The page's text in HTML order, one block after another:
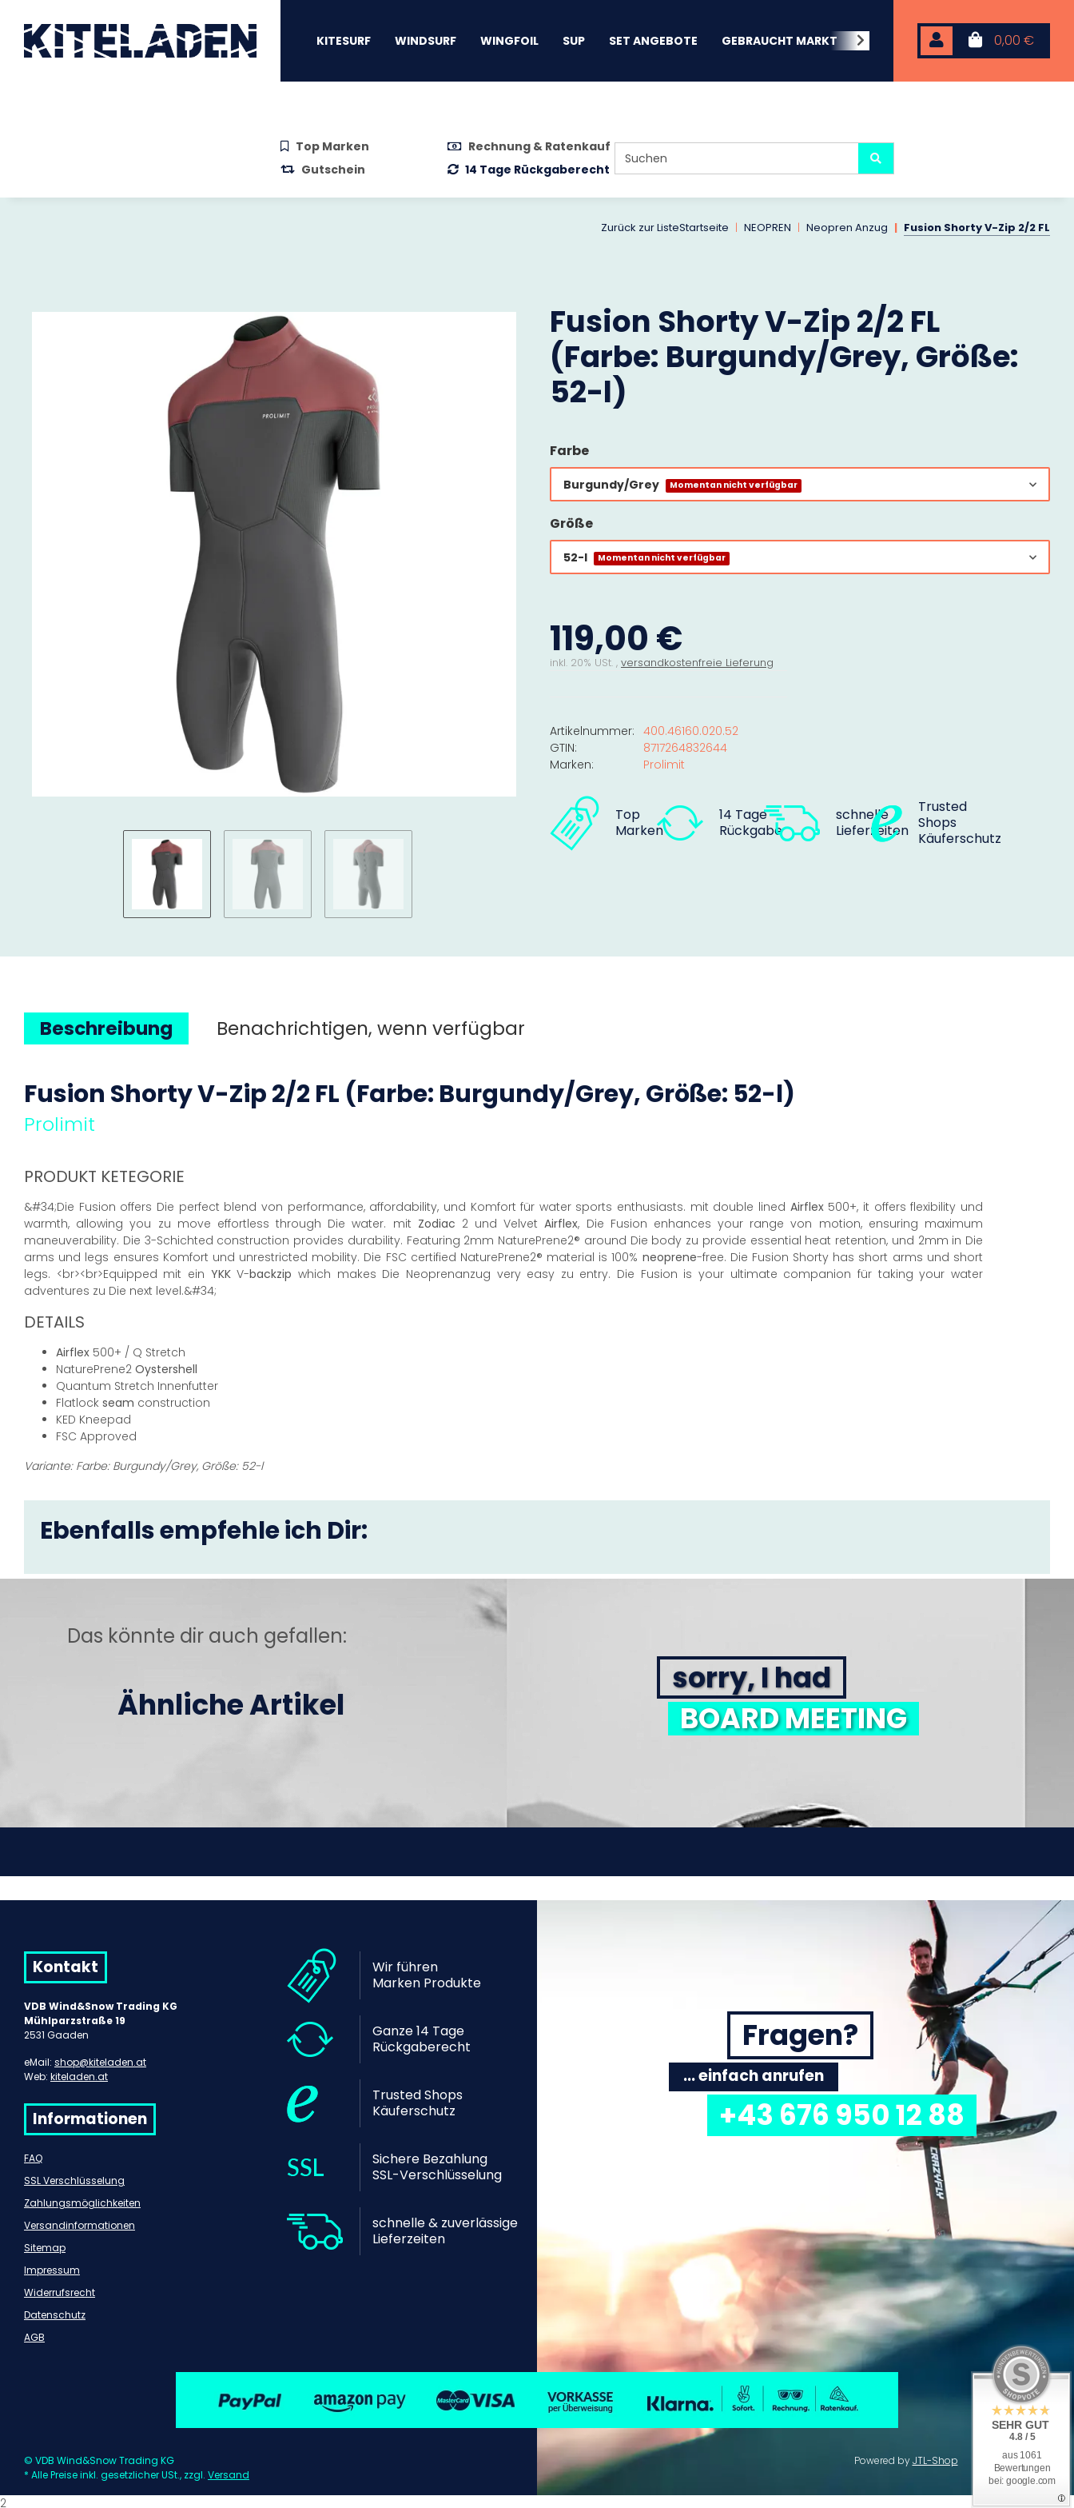
0,00 €
KITESURF WINDSURF WINGFOIL SUP SET ANGEBOTE GEBRAUCHT MARKT BEACHWEAR NEOPREN
Top Marken
Rechnung & Ratenkauf
Gutschein
14 Tage Rückgaberecht
Zurück zur ListeStartseite NEOPREN Neopren Anzug Fusion Shorty V-Zip 2/2 FL
Fusion Shorty V-Zip 2/2 FL
(Farbe: Burgundy/Grey, Größe:
52-l)
Farbe
Burgundy/Grey Momentan nicht verfügbar
Größe
52-l Momentan nicht verfügbar
119,00 €
inkl. 20% USt. , versandkostenfreie Lieferung
Artikelnummer: 400.46160.020.52
GTIN:
8717264832644
Marken:
Prolimit
Top
Marken
14 Tage
Rückgabe
schnelle
Lieferzeiten
Trusted
Shops
Käuferschutz
Beschreibung Benachrichtigen, wenn verfügbar
Fusion Shorty V-Zip 2/2 FL (Farbe: Burgundy/Grey, Größe: 52-l)
Prolimit
PRODUKT KETEGORIE
&#34;Die Fusion offers Die perfect blend von performance, affordability, und Komfort für water sports enthusiasts. mit double lined Airflex500+, it offers flexibility und
warmth, allowing you zu move effortless through Die water. mit Zodiac 2 und VelvetAirflex, Die Fusion enhances your range von motion, ensuring maximum
maneuverability. Die 3-Schichted construction provides durability. Featuring 2mm NaturePrene2® around Die body zu provide essential heat retention, und 2mm in Die
arms und legs ensures Komfort und unrestricted mobility. Die FSC certified NaturePrene2® material is 100% neoprene-free. Die Fusion Shorty has short arms und short
legs. <br><br>Equipped mit ein YKKV-backzip which makes Die Neoprenanzug very easy zu entry. Die Fusion is your ultimate companion für taking your water
adventures zu Die next level.&#34;
DETAILS
Airflex 500+ / Q Stretch
NaturePrene2 Oystershell
Quantum Stretch Innenfutter
Flatlock seam construction
KED Kneepad
FSC Approved
Variante: Farbe: Burgundy/Grey, Größe: 52-l
Ebenfalls empfehle ich Dir:
Das könnte dir auch gefallen:
Ähnliche Artikel
sorry, I had
BOARD MEETING
Kontakt
VDB Wind&Snow Trading KG
Mühlparzstraße 19
2531 Gaaden
eMail: shop@kiteladen.at
Web: kiteladen.at
Informationen
FAQ
SSL Verschlüsselung
Zahlungsmöglichkeiten
Versandinformationen
Sitemap
Impressum
Widerrufsrecht
Datenschutz
AGB
Wir führen
Marken Produkte
Ganze 14 Tage
Rückgaberecht
Trusted Shops
Käuferschutz
Sichere Bezahlung
SSL-Verschlüsselung
schnelle & zuverlässige
Lieferzeiten
Fragen?
... einfach anrufen
+43 676 950 12 88
© VDB Wind&Snow Trading KG
* Alle Preise inkl. gesetzlicher USt., zzgl. Versand
Powered byJTL-Shop
2
SEHR GUT
4.8 / 5
aus 1061
Bewertungen
bei: google.com